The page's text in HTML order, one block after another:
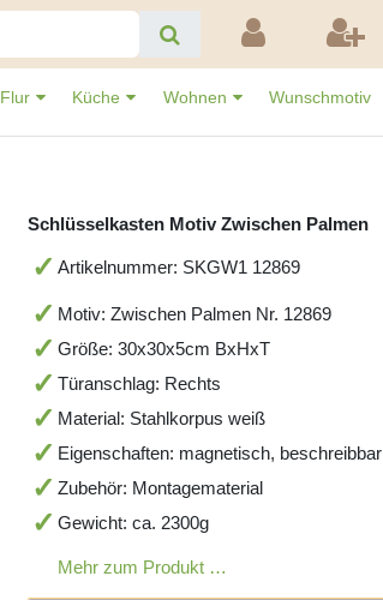
Flur Küche Wohnen Wunschmotiv
Schlüsselkasten Motiv Zwischen Palmen
Artikelnummer: SKGW1 12869
Motiv: Zwischen Palmen Nr. 12869
Größe: 30x30x5cm BxHxT
Türanschlag: Rechts
Material: Stahlkorpus weiß
Eigenschaften: magnetisch, beschreibbar
Zubehör: Montagematerial
Gewicht: ca. 2300g
Mehr zum Produkt …